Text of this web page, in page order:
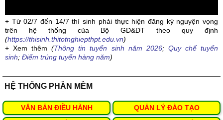
+ Từ 02/7 đến 14/7 thí sinh phải thực hiện đăng ký nguyện vọng
trên hệ thống của Bộ GD&ĐT theo quy định
(https://thisinh.thitotnghiepthpt.edu.vn)
+ Xem thêm(Thông tin tuyển sinh năm 2026; Quy chế tuyển
sinh; Điểm trúng tuyển hàng năm)
HỆ THỐNG PHẦN MỀM
VĂN BẢN ĐIỀU HÀNH QUẢN LÝ ĐÀO TẠO